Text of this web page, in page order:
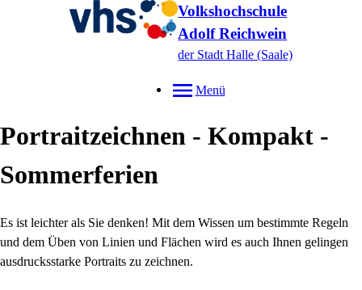
Volkshochschule
Adolf Reichwein
der Stadt Halle (Saale)
Menü
Portraitzeichnen - Kompakt -
Sommerferien
Es ist leichter als Sie denken! Mit dem Wissen um bestimmte Regeln
und dem Üben von Linien und Flächen wird es auch Ihnen gelingen
ausdrucksstarke Portraits zu zeichnen.